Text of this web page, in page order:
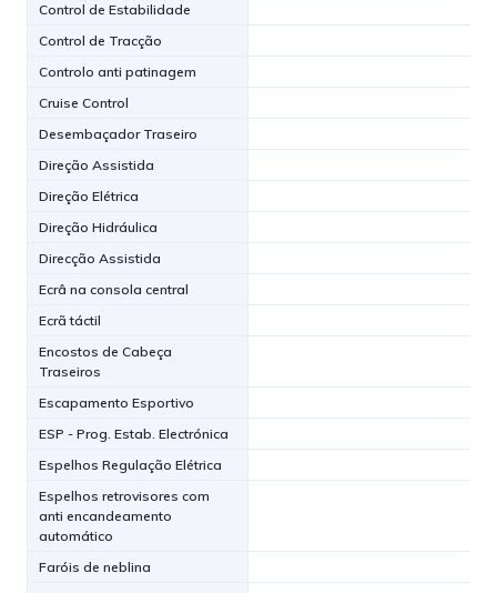
Control de Estabilidade
Control de Tracção
Controlo anti patinagem
Cruise Control
Desembaçador Traseiro
Direção Assistida
Direção Elétrica
Direção Hidráulica
Direcção Assistida
Ecrâ na consola central
Ecrã táctil
Encostos de Cabeça
Traseiros
Escapamento Esportivo
ESP - Prog. Estab. Electrónica
Espelhos Regulação Elétrica
Espelhos retrovisores com
anti encandeamento
automático
Faróis de neblina